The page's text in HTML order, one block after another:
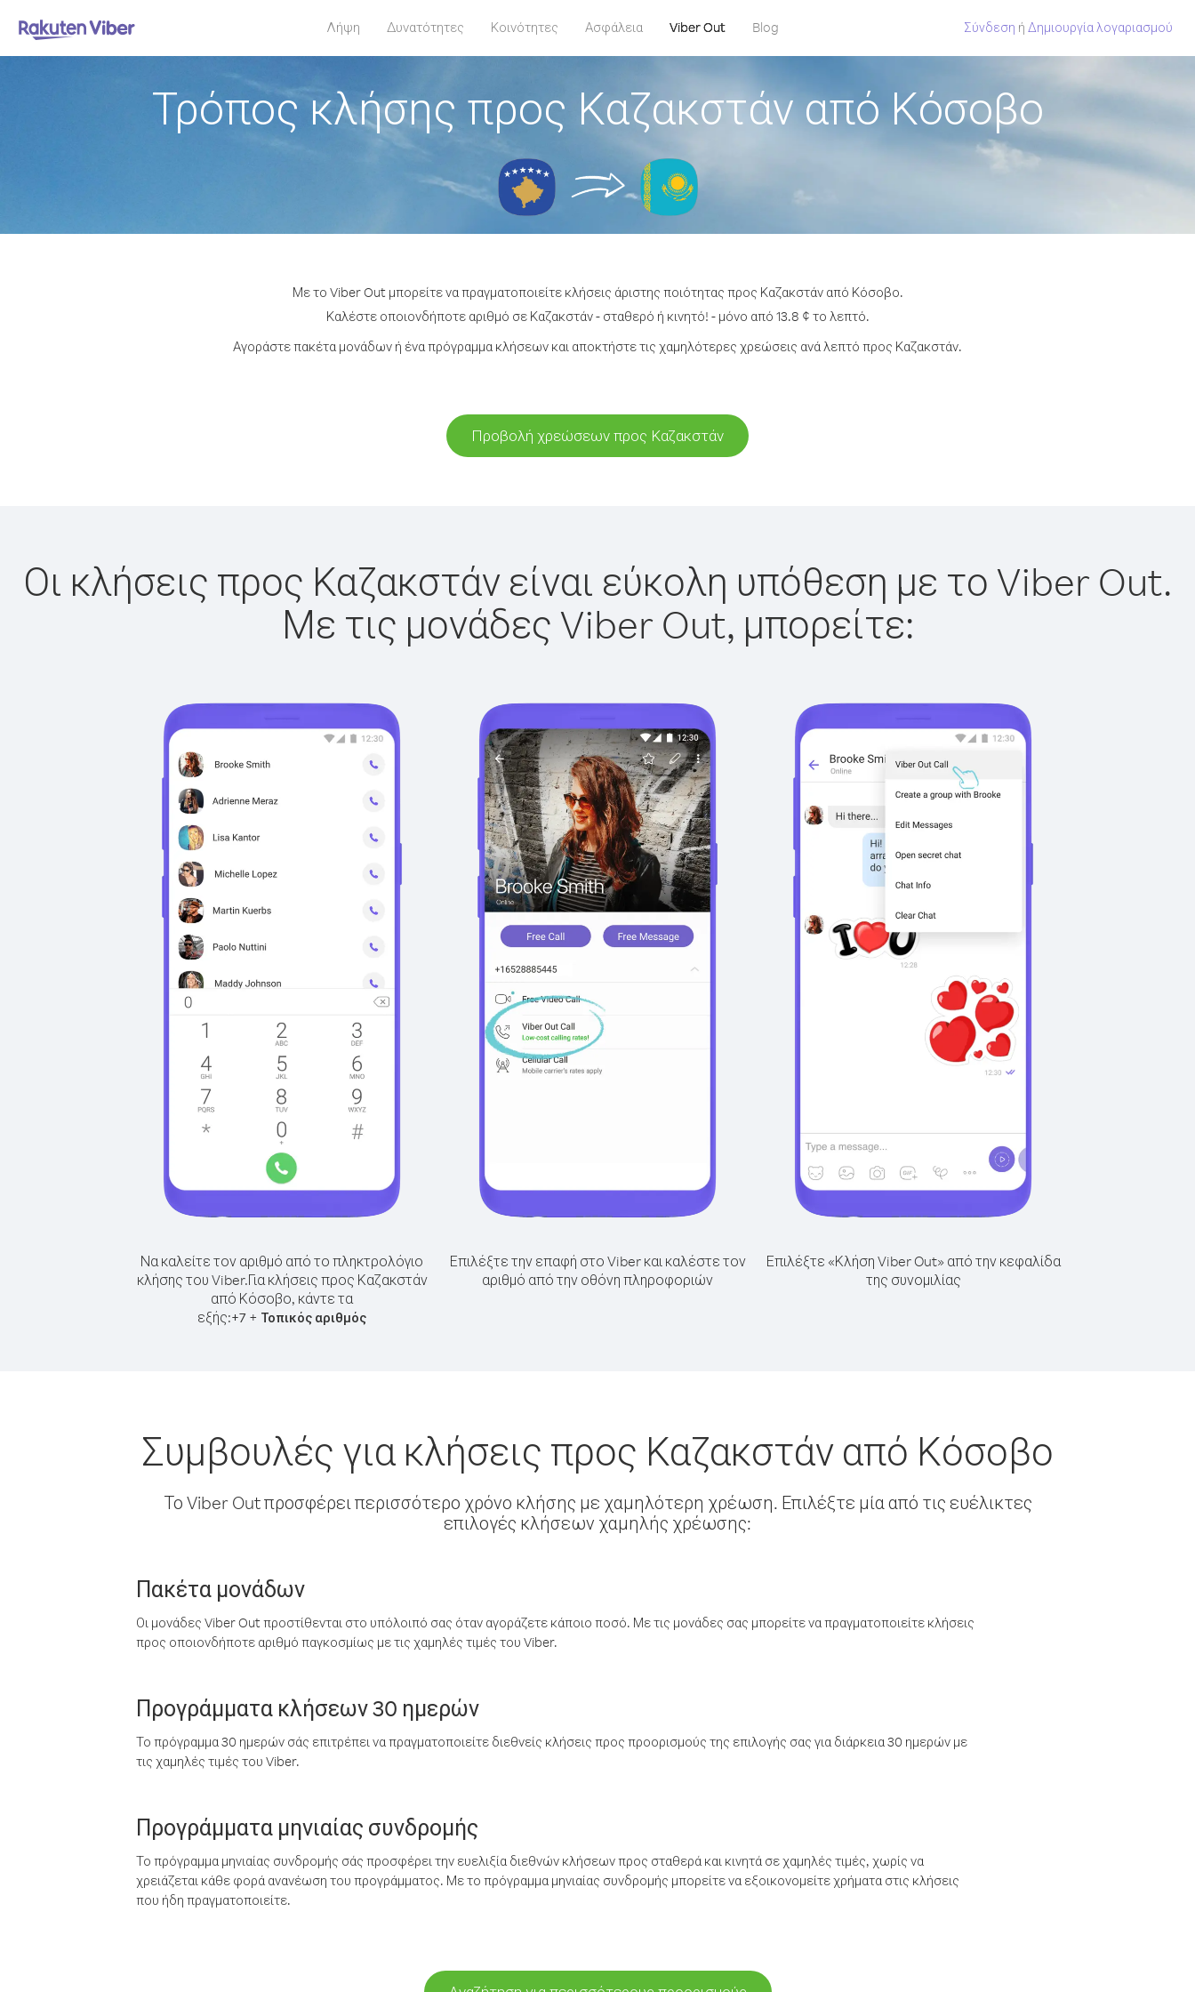
Λήψη Δυνατότητες Κοινότητες Ασφάλεια Viber Out Blog Σύνδεση ή Δημιουργία λογαριασμού
Τρόπος κλήσης προς Καζακστάν από Κόσοβο
Με το Viber Out μπορείτε να πραγματοποιείτε κλήσεις άριστης ποιότητας προς Καζακστάν από Κόσοβο.
Καλέστε οποιονδήποτε αριθμό σε Καζακστάν - σταθερό ή κινητό! - μόνο από 13.8 ¢ το λεπτό.
Αγοράστε πακέτα μονάδων ή ένα πρόγραμμα κλήσεων και αποκτήστε τις χαμηλότερες χρεώσεις ανά λεπτό προς Καζακστάν.
Προβολή χρεώσεων προς Καζακστάν
Οι κλήσεις προς Καζακστάν είναι εύκολη υπόθεση με το Viber Out.
Με τις μονάδες Viber Out, μπορείτε:
Να καλείτε τον αριθμό από το πληκτρολόγιο
κλήσης του Viber.Για κλήσεις προς Καζακστάν
από Κόσοβο, κάντε τα
εξής:+7 + Τοπικός αριθμός
Επιλέξτε την επαφή στο Viber και καλέστε τον
αριθμό από την οθόνη πληροφοριών
Επιλέξτε «Κλήση Viber Out» από την κεφαλίδα
της συνομιλίας
Συμβουλές για κλήσεις προς Καζακστάν από Κόσοβο
Το Viber Out προσφέρει περισσότερο χρόνο κλήσης με χαμηλότερη χρέωση. Επιλέξτε μία από τις ευέλικτες
επιλογές κλήσεων χαμηλής χρέωσης:
Πακέτα μονάδων
Οι μονάδες Viber Out προστίθενται στο υπόλοιπό σας όταν αγοράζετε κάποιο ποσό. Με τις μονάδες σας μπορείτε να πραγματοποιείτε κλήσεις
προς οποιονδήποτε αριθμό παγκοσμίως με τις χαμηλές τιμές του Viber.
Προγράμματα κλήσεων 30 ημερών
Το πρόγραμμα 30 ημερών σάς επιτρέπει να πραγματοποιείτε διεθνείς κλήσεις προς προορισμούς της επιλογής σας για διάρκεια 30 ημερών με
τις χαμηλές τιμές του Viber.
Προγράμματα μηνιαίας συνδρομής
Το πρόγραμμα μηνιαίας συνδρομής σάς προσφέρει την ευελιξία διεθνών κλήσεων προς σταθερά και κινητά σε χαμηλές τιμές, χωρίς να
χρειάζεται κάθε φορά ανανέωση του προγράμματος. Με το πρόγραμμα μηνιαίας συνδρομής μπορείτε να εξοικονομείτε χρήματα στις κλήσεις
που ήδη πραγματοποιείτε.